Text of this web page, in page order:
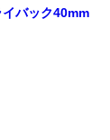
イバック40mm